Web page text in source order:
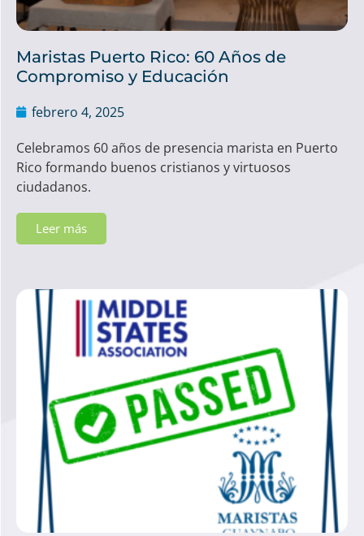
Maristas Puerto Rico: 60 Años de
Compromiso y Educación
febrero 4, 2025
Celebramos 60 años de presencia marista en Puerto
Rico formando buenos cristianos y virtuosos
ciudadanos.
Leer más